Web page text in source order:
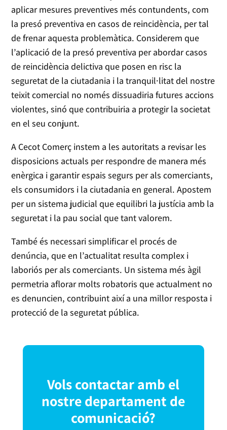
aplicar mesures preventives més contundents, com
la presó preventiva en casos de reincidència, per tal
de frenar aquesta problemàtica. Considerem que
l’aplicació de la presó preventiva per abordar casos
de reincidència delictiva que posen en risc la
seguretat de la ciutadania i la tranquil·litat del nostre
teixit comercial no només dissuadiria futures accions
violentes, sinó que contribuiria a protegir la societat
en el seu conjunt.
A Cecot Comerç instem a les autoritats a revisar les
disposicions actuals per respondre de manera més
enèrgica i garantir espais segurs per als comerciants,
els consumidors i la ciutadania en general. Apostem
per un sistema judicial que equilibri la justícia amb la
seguretat i la pau social que tant valorem.
També és necessari simplificar el procés de
denúncia, que en l’actualitat resulta complex i
laboriós per als comerciants. Un sistema més àgil
permetria aflorar molts robatoris que actualment no
es denuncien, contribuint així a una millor resposta i
protecció de la seguretat pública.
Vols contactar amb el
nostre departament de
comunicació?